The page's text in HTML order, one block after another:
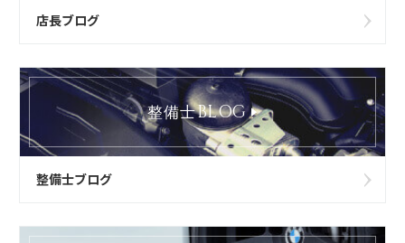
店長ブログ
整備士BLOG
整備士ブログ